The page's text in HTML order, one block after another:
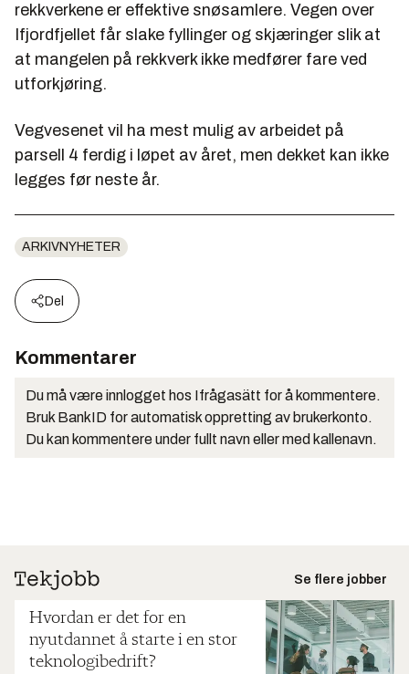
rekkverkene er effektive snøsamlere. Vegen over
Ifjordfjellet får slake fyllinger og skjæringer slik at
at mangelen på rekkverk ikke medfører fare ved
utforkjøring.
Vegvesenet vil ha mest mulig av arbeidet på
parsell 4 ferdig i løpet av året, men dekket kan ikke
legges før neste år.
ARKIVNYHETER
Del
Kommentarer
Du må være innlogget hos Ifrågasätt for å kommentere.
Bruk BankID for automatisk oppretting av brukerkonto.
Du kan kommentere under fullt navn eller med kallenavn.
Se flere jobber
Hvordan er det for en
nyutdannet å starte i en stor
teknologibedrift?